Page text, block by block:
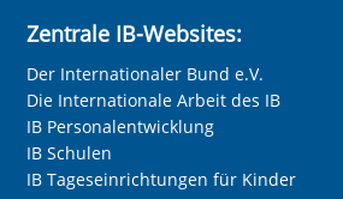
Zentrale IB-Websites:
Der Internationaler Bund e.V.
Die Internationale Arbeit des IB
IB Personalentwicklung
IB Schulen
IB Tageseinrichtungen für Kinder